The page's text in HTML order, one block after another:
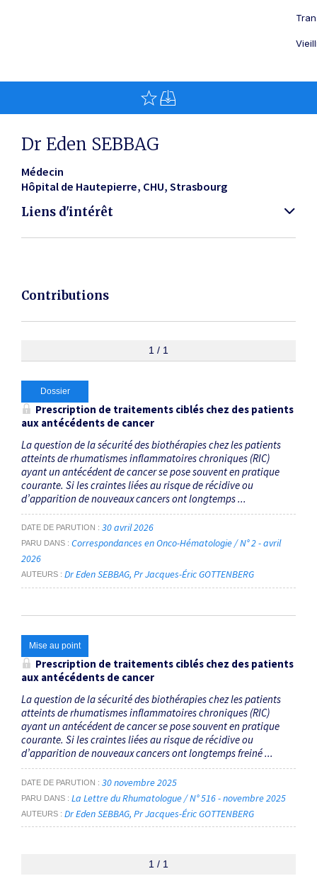
Dr Eden SEBBAG
Médecin
Hôpital de Hautepierre, CHU Strasbourg
Liens d'intérêt
Contributions
1 / 1
Dossier
Prescription de traitements ciblés chez des patients
aux antécédents de cancer
La question de la sécurité des biothérapies chez les patients
atteints de rhumatismes inflammatoires chroniques (RIC)
ayant un antécédent de cancer se pose souvent en pratique
courante. Si les craintes liées au risque de récidive ou
d’apparition de nouveaux cancers ont longtemps ...
DATE DE PARUTION 30 avril 2026
PARU DANS
Correspondances en Onco-Hématologie / N° 2 - avril
2026
AUTEURS Dr Eden SEBBAG Pr Jacques-Éric GOTTENBERG
Mise au point
Prescription de traitements ciblés chez des patients
aux antécédents de cancer
La question de la sécurité des biothérapies chez les patients
atteints de rhumatismes inflammatoires chroniques (RIC)
ayant un antécédent de cancer se pose souvent en pratique
courante. Si les craintes liées au risque de récidive ou
d’apparition de nouveaux cancers ont longtemps freiné ...
DATE DE PARUTION 30 novembre 2025
PARU DANS La Lettre du Rhumatologue / N° 516 - novembre 2025
AUTEURS Dr Eden SEBBAG Pr Jacques-Éric GOTTENBERG
1 / 1